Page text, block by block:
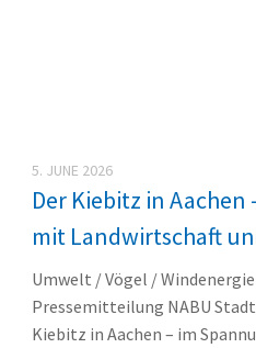
5. JUNE 2026
Der Kiebitz in
mit Landwirtschaft
Umwelt / Vögel / Windenergie
Pressemitteilung NABU
Kiebitz in Aachen – im